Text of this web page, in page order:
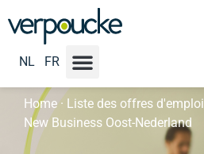
NL FR
Home· Liste des offres d'emploi
New Business Oost-Nederland